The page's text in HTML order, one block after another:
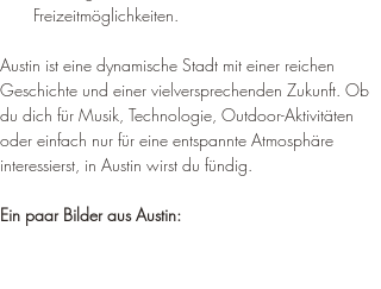
Freizeitmöglichkeiten.
Austin ist eine dynamische Stadt mit einer reichen
Geschichte und einer vielversprechenden Zukunft. Ob
du dich für Musik, Technologie, Outdoor-Aktivitäten
oder einfach nur für eine entspannte Atmosphäre
interessierst, in Austin wirst du fündig.
Ein paar Bilder aus Austin: